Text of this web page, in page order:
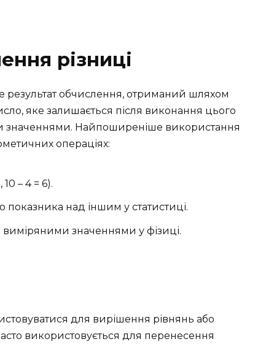
різниці
результат обчислення, отриманий шляхом
яке залишається після виконання цього
значеннями. Найпоширеніше використання
операціях:
– 4 = 6).
над іншим у статистиці.
значеннями у фізиці.
для вирішення рівнянь або
використовується для перенесення